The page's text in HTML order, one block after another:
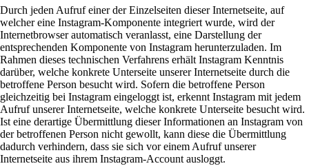
Durch jeden Aufruf einer der Einzelseiten dieser Internetseite, auf
welcher eine Instagram-Komponente integriert wurde, wird der
Internetbrowser automatisch veranlasst, eine Darstellung der
entsprechenden Komponente von Instagram herunterzuladen. Im
Rahmen dieses technischen Verfahrens erhält Instagram Kenntnis
darüber, welche konkrete Unterseite unserer Internetseite durch die
betroffene Person besucht wird. Sofern die betroffene Person
gleichzeitig bei Instagram eingeloggt ist, erkennt Instagram mit jedem
Aufruf unserer Internetseite, welche konkrete Unterseite besucht wird.
Ist eine derartige Übermittlung dieser Informationen an Instagram von
der betroffenen Person nicht gewollt, kann diese die Übermittlung
dadurch verhindern, dass sie sich vor einem Aufruf unserer
Internetseite aus ihrem Instagram-Account ausloggt.